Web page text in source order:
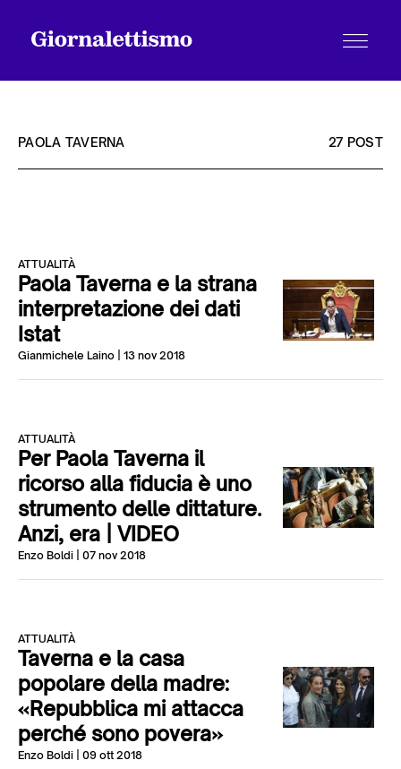
Chi siamo
Contatti
PAOLA TAVERNA 27 POST
ATTUALITÀ
Paola Taverna e la strana
interpretazione dei dati
Istat
Gianmichele Laino | 13 nov 2018
ATTUALITÀ
Per Paola Taverna il
ricorso alla fiducia è uno
strumento delle dittature.
Anzi, era | VIDEO
Enzo Boldi | 07 nov 2018
ATTUALITÀ
Taverna e la casa
popolare della madre:
«Repubblica mi attacca
perché sono povera»
Enzo Boldi | 09 ott 2018